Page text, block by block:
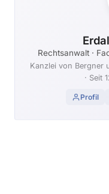
Rechtsanwalt ·
Kanzlei von Bergner
· Seit
Profil